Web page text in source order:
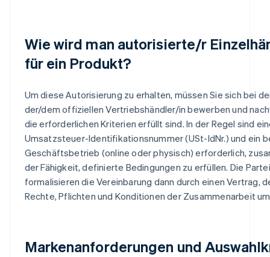
Wie wird man autorisierte/r
für ein Produkt?
Um diese Autorisierung zu erhalten, müssen Sie sich bei
der/dem offiziellen Vertriebshändler/in bewerben und
die erforderlichen Kriterien erfüllt sind. In der Regel sind
Umsatzsteuer-Identifikationsnummer (USt-IdNr.) und ein
Geschäftsbetrieb (online oder physisch) erforderlich,
der Fähigkeit, definierte Bedingungen zu erfüllen. Die
formalisieren die Vereinbarung dann durch einen Vertrag,
Rechte, Pflichten und Konditionen der Zusammenarbeit
Markenanforderungen und